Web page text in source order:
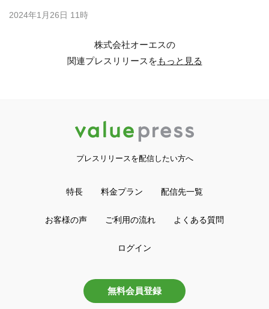
2024年1月26日 11時
株式会社オーエスの
関連プレスリリースをもっと見る
プレスリリースを配信したい方へ
特長 料金プラン 配信先一覧
お客様の声 ご利用の流れ よくある質問
ログイン
無料会員登録